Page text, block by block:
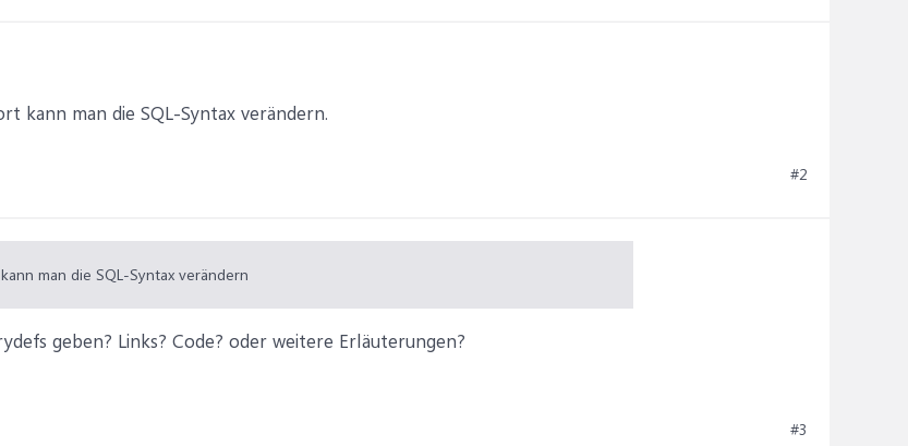
kann man die SQL-Syntax verändern.
#2
man die SQL-Syntax verändern
geben? Links? Code? oder weitere Erläuterungen?
#3